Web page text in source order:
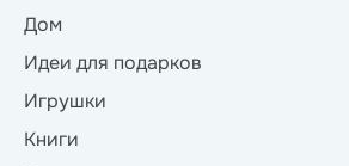
Дом
Идеи для подарков
Игрушки
Книги